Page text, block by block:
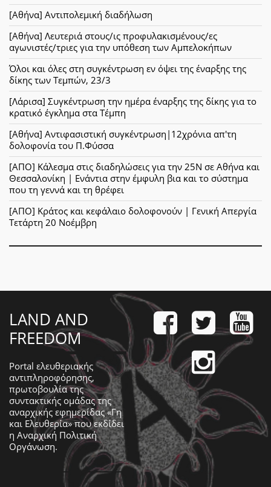
[Αθήνα] Αντιπολεμική διαδήλωση
[Αθήνα] Λευτεριά στους/ις προφυλακισμένους/ες
αγωνιστές/τριες για την υπόθεση των Αμπελοκήπων
Όλοι και όλες στη συγκέντρωση εν όψει της έναρξης της
δίκης των Τεμπών, 23/3
[Λάρισα] Συγκέντρωση την ημέρα έναρξης της δίκης για το
κρατικό έγκλημα στα Τέμπη
[Αθήνα] Αντιφασιστική συγκέντρωση|12χρόνια απ'τη
δολοφονία του Π.Φύσσα
[ΑΠΟ] Κάλεσμα στις διαδηλώσεις για την 25Ν σε Αθήνα και
Θεσσαλονίκη | Ενάντια στην έμφυλη βια και το σύστημα
που τη γεννά και τη θρέφει
[ΑΠΟ] Κράτος και κεφάλαιο δολοφονούν | Γενική Απεργία
Τετάρτη 20 Νοέμβρη
LAND AND
FREEDOM
Portal ελευθεριακής
αντιπληροφόρησης,
πρωτοβουλία της
συντακτικής ομάδας της
αναρχικής εφημερίδας «Γη
και Ελευθερία» που εκδίδει
η Αναρχική Πολιτική
Οργάνωση.